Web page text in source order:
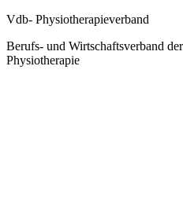
Vdb- Physiotherapieverband
Berufs- und Wirtschaftsverband
Physiotherapie